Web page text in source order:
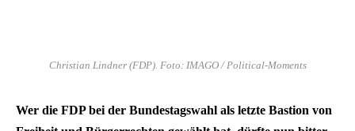
Christian Lindner (FDP). Foto: IMAGO / Political-Moments
Wer die FDP bei der Bundestagswahl als letzte Bastion von